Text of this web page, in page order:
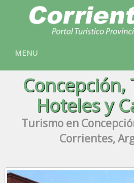
MENU
Concepción,
Hoteles y
Turismo en
Corrientes,